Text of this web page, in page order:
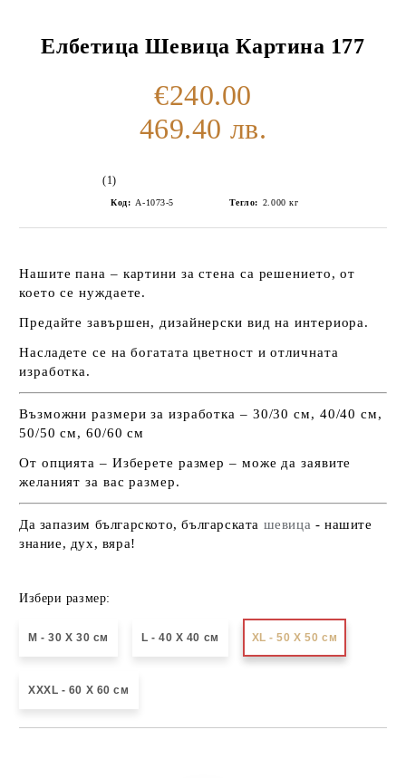
Елбетица Шевица Картина 177
€240.00
469.40 лв.
(1)
Код: А-1073-5 Тегло: 2.000 кг
Нашите пана – картини за стена са решението, от
което се нуждаете.
Предайте завършен, дизайнерски вид на интериора.
Насладете се на богатата цветност и отличната
изработка.
Възможни размери за изработка – 30/30 см, 40/40 см,
50/50 см, 60/60 см
От опцията – Изберете размер – може да заявите
желаният за вас размер.
Да запазим българското, българската шевица - нашите
знание, дух, вяра!
Избери размер:
М - 30 Х 30 см L - 40 X 40 см XL - 50 X 50 см
XXXL - 60 X 60 см